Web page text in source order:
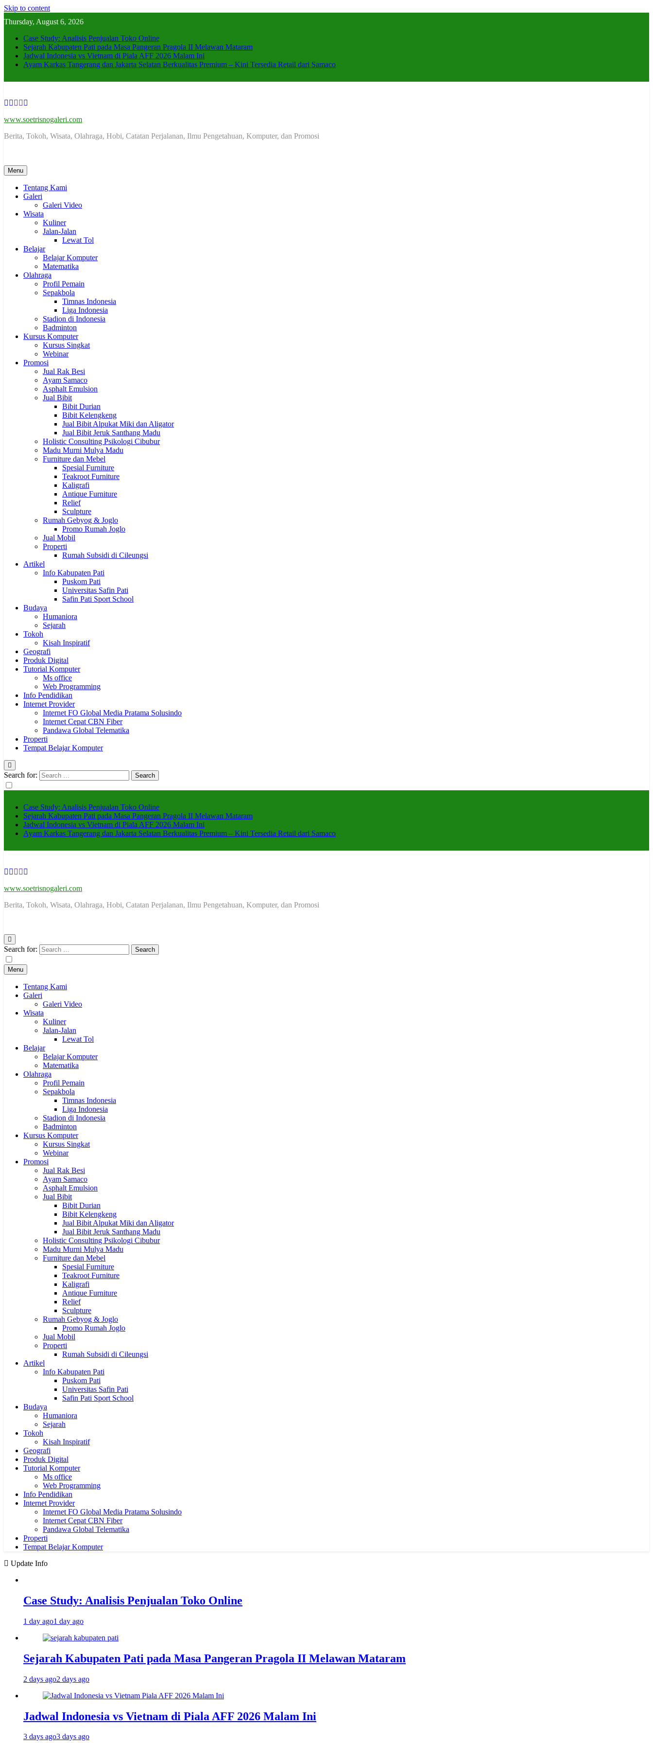
Skip to content
Thursday, August 6, 2026
Case Study: Analisis Penjualan Toko Online
Sejarah Kabupaten Pati pada Masa Pangeran Pragola II Melawan Mataram
Jadwal Indonesia vs Vietnam di Piala AFF 2026 Malam Ini
Ayam Karkas Tangerang dan Jakarta Selatan Berkualitas Premium – Kini Tersedia Retail dari Samaco
www.soetrisnogaleri.com
Berita, Tokoh, Wisata, Olahraga, Hobi, Catatan Perjalanan, Ilmu Pengetahuan, Komputer, dan Promosi
Menu
Tentang Kami
Galeri
Galeri Video
Wisata
Kuliner
Jalan-Jalan
Lewat Tol
Belajar
Belajar Komputer
Matematika
Olahraga
Profil Pemain
Sepakbola
Timnas Indonesia
Liga Indonesia
Stadion di Indonesia
Badminton
Kursus Komputer
Kursus Singkat
Webinar
Promosi
Jual Rak Besi
Ayam Samaco
Asphalt Emulsion
Jual Bibit
Bibit Durian
Bibit Kelengkeng
Jual Bibit Alpukat Miki dan Aligator
Jual Bibit Jeruk Santhang Madu
Holistic Consulting Psikologi Cibubur
Madu Murni Mulya Madu
Furniture dan Mebel
Spesial Furniture
Teakroot Furniture
Kaligrafi
Antique Furniture
Relief
Sculpture
Rumah Gebyog & Joglo
Promo Rumah Joglo
Jual Mobil
Properti
Rumah Subsidi di Cileungsi
Artikel
Info Kabupaten Pati
Puskom Pati
Universitas Safin Pati
Safin Pati Sport School
Budaya
Humaniora
Sejarah
Tokoh
Kisah Inspiratif
Geografi
Produk Digital
Tutorial Komputer
Ms office
Web Programming
Info Pendidikan
Internet Provider
Internet FO Global Media Pratama Solusindo
Internet Cepat CBN Fiber
Pandawa Global Telematika
Properti
Tempat Belajar Komputer
Search for:
Case Study: Analisis Penjualan Toko Online
Sejarah Kabupaten Pati pada Masa Pangeran Pragola II Melawan Mataram
Jadwal Indonesia vs Vietnam di Piala AFF 2026 Malam Ini
Ayam Karkas Tangerang dan Jakarta Selatan Berkualitas Premium – Kini Tersedia Retail dari Samaco
www.soetrisnogaleri.com
Berita, Tokoh, Wisata, Olahraga, Hobi, Catatan Perjalanan, Ilmu Pengetahuan, Komputer, dan Promosi
Search for:
Menu
Tentang Kami
Galeri
Galeri Video
Wisata
Kuliner
Jalan-Jalan
Lewat Tol
Belajar
Belajar Komputer
Matematika
Olahraga
Profil Pemain
Sepakbola
Timnas Indonesia
Liga Indonesia
Stadion di Indonesia
Badminton
Kursus Komputer
Kursus Singkat
Webinar
Promosi
Jual Rak Besi
Ayam Samaco
Asphalt Emulsion
Jual Bibit
Bibit Durian
Bibit Kelengkeng
Jual Bibit Alpukat Miki dan Aligator
Jual Bibit Jeruk Santhang Madu
Holistic Consulting Psikologi Cibubur
Madu Murni Mulya Madu
Furniture dan Mebel
Spesial Furniture
Teakroot Furniture
Kaligrafi
Antique Furniture
Relief
Sculpture
Rumah Gebyog & Joglo
Promo Rumah Joglo
Jual Mobil
Properti
Rumah Subsidi di Cileungsi
Artikel
Info Kabupaten Pati
Puskom Pati
Universitas Safin Pati
Safin Pati Sport School
Budaya
Humaniora
Sejarah
Tokoh
Kisah Inspiratif
Geografi
Produk Digital
Tutorial Komputer
Ms office
Web Programming
Info Pendidikan
Internet Provider
Internet FO Global Media Pratama Solusindo
Internet Cepat CBN Fiber
Pandawa Global Telematika
Properti
Tempat Belajar Komputer
Update Info
Case Study: Analisis Penjualan Toko Online
1 day ago1 day ago
Sejarah Kabupaten Pati pada Masa Pangeran Pragola II Melawan Mataram
2 days ago2 days ago
Jadwal Indonesia vs Vietnam di Piala AFF 2026 Malam Ini
3 days ago3 days ago